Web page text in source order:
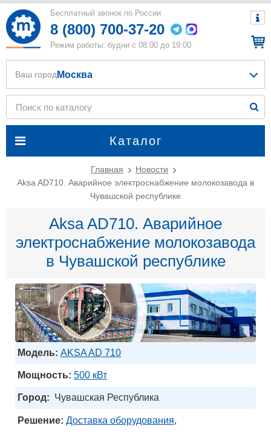
Бесплатный звонок по России
8 (800) 700-37-20
Режим работы: будни с 08:00 до 19:00
Каталог
Ваш город Москва
Главная
Новости
Aksa AD710. Аварийное электроснабжение молокозавода в
Чувашской республике
Aksa AD710. Аварийное
электроснабжение молокозавода
в Чувашской республике
Модель: AKSA AD 710
Мощность: 500 кВт
Город: Чувашская Республика
Решение: Доставка оборудования,